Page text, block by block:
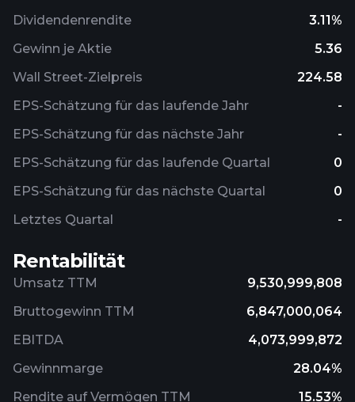
Dividendenrendite
3.11%
Gewinn je Aktie
5.36
Wall Street-Zielpreis
224.58
EPS-Schätzung für das laufende Jahr
-
EPS-Schätzung für das nächste Jahr
-
EPS-Schätzung für das laufende Quartal
0
EPS-Schätzung für das nächste Quartal
0
Letztes Quartal
-
Rentabilität
Umsatz TTM
9,530,999,808
Bruttogewinn TTM
6,847,000,064
EBITDA
4,073,999,872
Gewinnmarge
28.04%
Rendite auf Vermögen TTM
15.53%